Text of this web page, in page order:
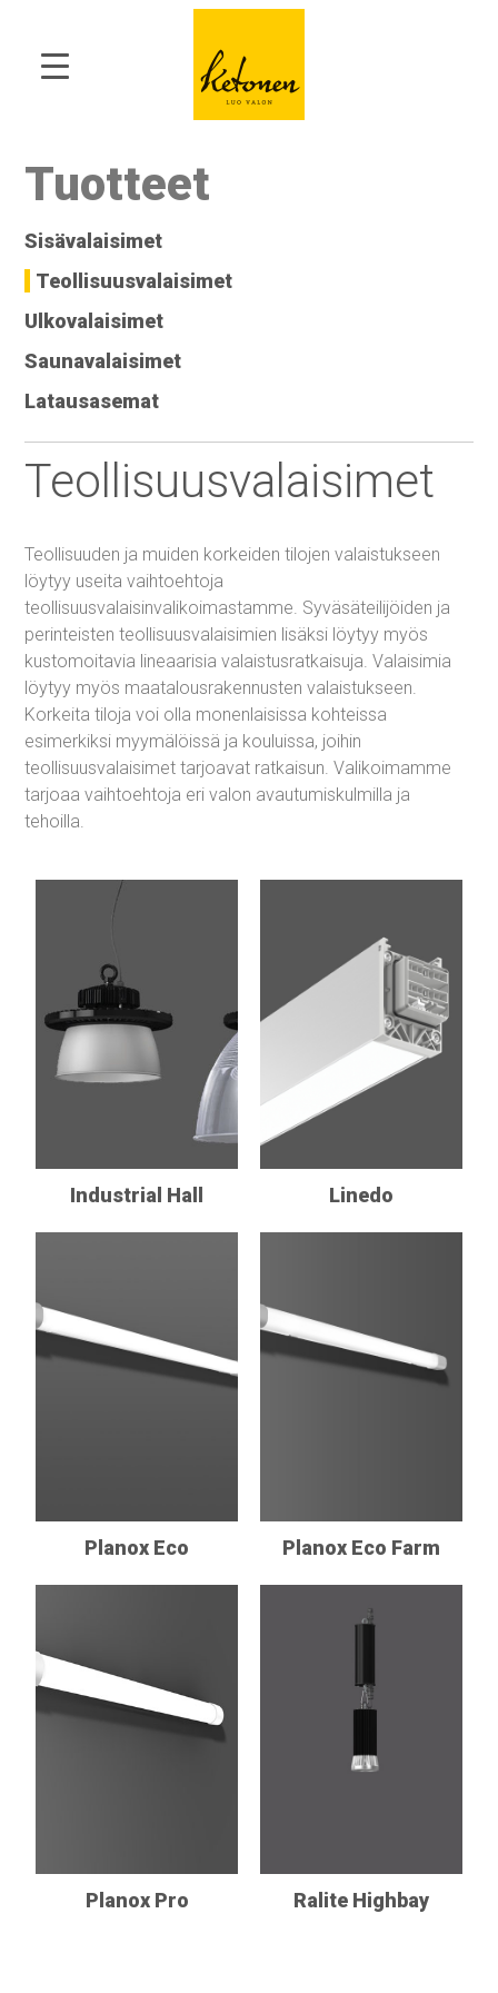
Tuotteet
Sisävalaisimet
Teollisuusvalaisimet
Ulkovalaisimet
Saunavalaisimet
Latausasemat
Teollisuusvalaisimet
Teollisuuden ja muiden korkeiden tilojen valaistukseen
löytyy useita vaihtoehtoja
teollisuusvalaisinvalikoimastamme. Syväsäteilijöiden ja
perinteisten teollisuusvalaisimien lisäksi löytyy myös
kustomoitavia lineaarisia valaistusratkaisuja. Valaisimia
löytyy myös maatalousrakennusten valaistukseen.
Korkeita tiloja voi olla monenlaisissa kohteissa
esimerkiksi myymälöissä ja kouluissa, joihin
teollisuusvalaisimet tarjoavat ratkaisun. Valikoimamme
tarjoaa vaihtoehtoja eri valon avautumiskulmilla ja
tehoilla.
Industrial Hall Linedo
Planox Eco Planox Eco Farm
Planox Pro Ralite Highbay